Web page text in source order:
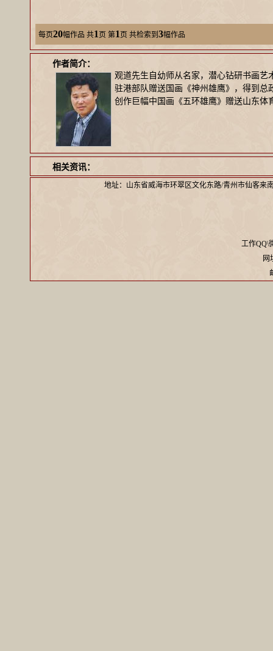
每页20幅作品 共1 页 第1 页 共检索到 3幅作品
作者简介：
观道先生自幼师从名家，潜心钻研书画艺
驻港部队赠送国画《神州雄鹰》，得到
创作巨幅中国画《五环雄鹰》赠送山东体
相关资讯：
地址：山东省威海市环翠区文化东路/青州市仙客来
工作QQ\
网